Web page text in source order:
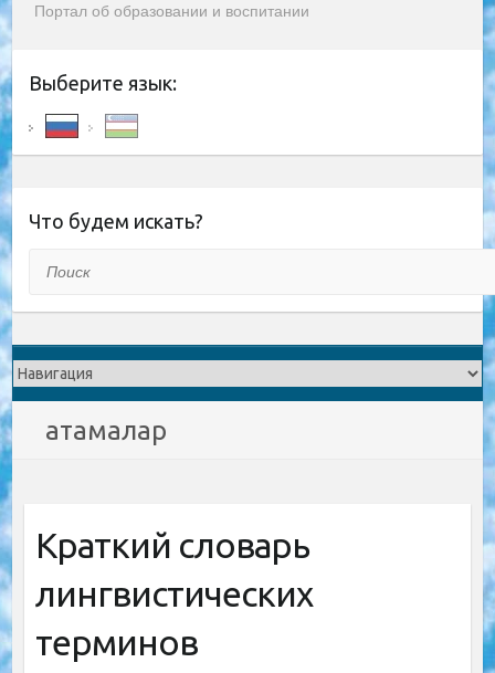
Портал об образовании и воспитании
Выберите язык:
Что будем искать?
атамалар
Краткий словарь
лингвистических
терминов